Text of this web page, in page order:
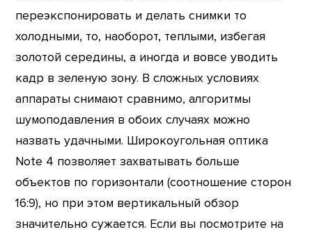
переэкспонировать и делать снимки то
холодными, то, наоборот, теплыми, избегая
золотой середины, а иногда и вовсе уводить
кадр в зеленую зону. В сложных условиях
аппараты снимают сравнимо, алгоритмы
шумоподавления в обоих случаях можно
назвать удачными. Широкоугольная оптика
Note 4 позволяет захватывать больше
объектов по горизонтали (соотношение сторон
16:9), но при этом вертикальный обзор
значительно сужается. Если вы посмотрите на